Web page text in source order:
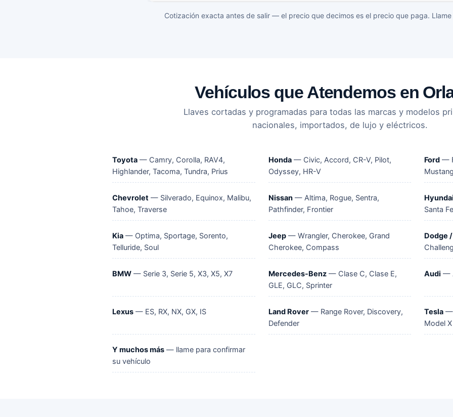
Cotización exacta antes de salir — el precio que decimos es el precio que paga.
Vehículos que Atendemos en
Llaves cortadas y programadas para todas las marcas y modelos
nacionales, importados, de lujo y eléctricos.
Toyota — Camry, Corolla, RAV4,
Highlander, Tacoma, Tundra, Prius
Honda— Civic, Accord, CR-V, Pilot,
Odyssey, HR-V
Ford —
Chevrolet — Silverado, Equinox, Malibu,
Tahoe, Traverse
Nissan— Altima, Rogue, Sentra,
Pathfinder, Frontier
Santa
Kia — Optima, Sportage, Sorento,
Telluride, Soul
Jeep— Wrangler, Cherokee, Grand
Cherokee, Compass
Dodge
BMW — Serie 3, Serie 5, X3, X5, X7 Mercedes-Benz— Clase C, Clase E,
GLE, GLC, Sprinter
Audi —
Lexus — ES, RX, NX, GX, IS Land Rover— Range Rover, Discovery,
Defender
Tesla —
Model X
Y muchos más — llame para confirmar
su vehículo